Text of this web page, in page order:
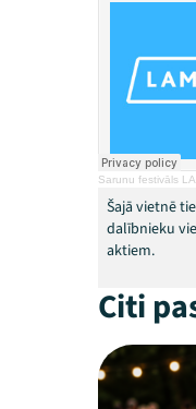
Sarunu festivāls
Šajā vietnē
dalībnieku
aktiem.
Citi